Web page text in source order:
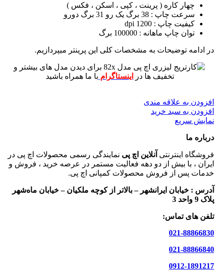
چهار کاره ( پرینت ، کپی ، اسکن ، فکس )
سرعت چاپ : 38 برگ یک رو 31 برگ دورو
کیفیت چاپ : 1200 dpi
توان چاپ ماهانه : 100000 برگ
در ادامه توضیحات به مشخصات کلی این پرینتر میپردازیم.
برای دیدن مدل های بیشتر و
تخفیف ها در
اینستاگرام با ما همراه باشید
افزودن به علاقه مندی
افزودن به سبد خرید
نمایش سریع
درباره ما
فروشگاه اینترنتی آنلاین اچ پی نمایندگی رسمی محصولات اچ پی در
ایران ، با بیش از دو دهه فعالیت مستمر در عرصه خرید ، فروش و
خدمات پس از فروش محصولات کمپانی اچ پی.
آدرس : خیابان ایرانشهر – بالاتر از کوچه ملکیان – خیابان ماه‌شهر
پلاک 9 واحد 3
تلفن های تماس:
021-88866830
021-88866840
0912-1891217